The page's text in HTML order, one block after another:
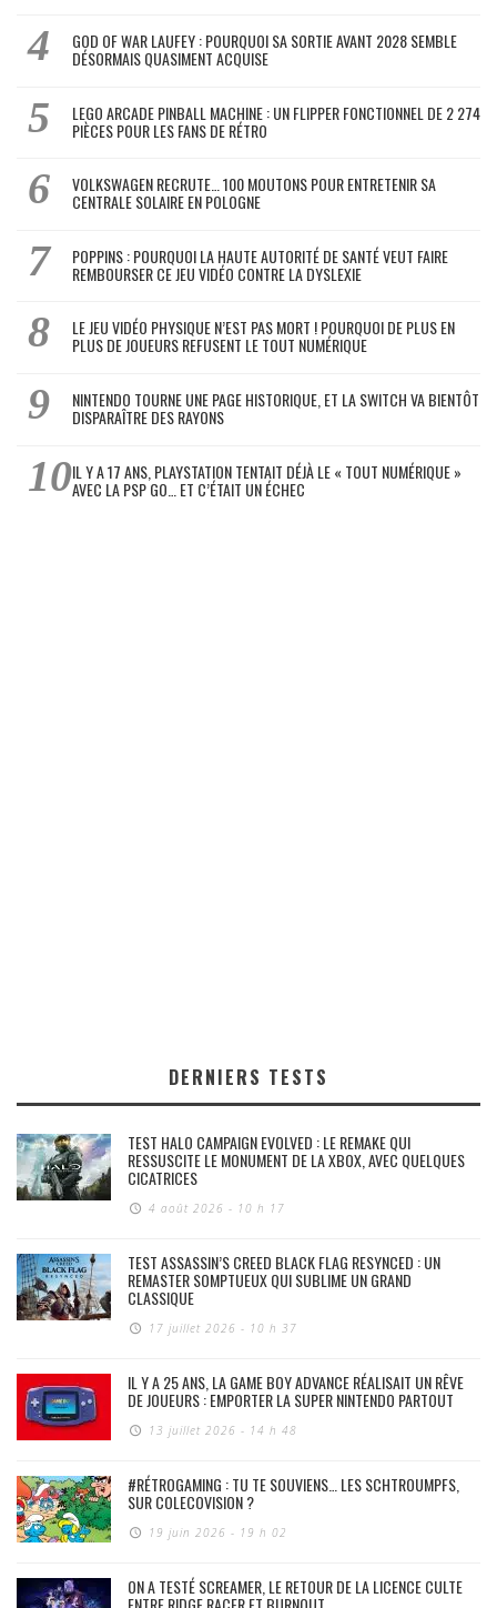
GOD OF WAR LAUFEY : POURQUOI SA SORTIE AVANT 2028 SEMBLE
DÉSORMAIS QUASIMENT ACQUISE
LEGO ARCADE PINBALL MACHINE : UN FLIPPER FONCTIONNEL DE 2 274
PIÈCES POUR LES FANS DE RÉTRO
VOLKSWAGEN RECRUTE… 100 MOUTONS POUR ENTRETENIR SA
CENTRALE SOLAIRE EN POLOGNE
POPPINS : POURQUOI LA HAUTE AUTORITÉ DE SANTÉ VEUT FAIRE
REMBOURSER CE JEU VIDÉO CONTRE LA DYSLEXIE
LE JEU VIDÉO PHYSIQUE N’EST PAS MORT ! POURQUOI DE PLUS EN
PLUS DE JOUEURS REFUSENT LE TOUT NUMÉRIQUE
NINTENDO TOURNE UNE PAGE HISTORIQUE, ET LA SWITCH VA BIENTÔT
DISPARAÎTRE DES RAYONS
IL Y A 17 ANS, PLAYSTATION TENTAIT DÉJÀ LE « TOUT NUMÉRIQUE »
AVEC LA PSP GO… ET C’ÉTAIT UN ÉCHEC
DERNIERS TESTS
TEST HALO CAMPAIGN EVOLVED : LE REMAKE QUI
RESSUSCITE LE MONUMENT DE LA XBOX, AVEC QUELQUES
CICATRICES
4 août 2026 - 10 h 17
TEST ASSASSIN’S CREED BLACK FLAG RESYNCED : UN
REMASTER SOMPTUEUX QUI SUBLIME UN GRAND
CLASSIQUE
17 juillet 2026 - 10 h 37
IL Y A 25 ANS, LA GAME BOY ADVANCE RÉALISAIT UN RÊVE
DE JOUEURS : EMPORTER LA SUPER NINTENDO PARTOUT
13 juillet 2026 - 14 h 48
#RÉTROGAMING : TU TE SOUVIENS… LES SCHTROUMPFS,
SUR COLECOVISION ?
19 juin 2026 - 19 h 02
ON A TESTÉ SCREAMER, LE RETOUR DE LA LICENCE CULTE